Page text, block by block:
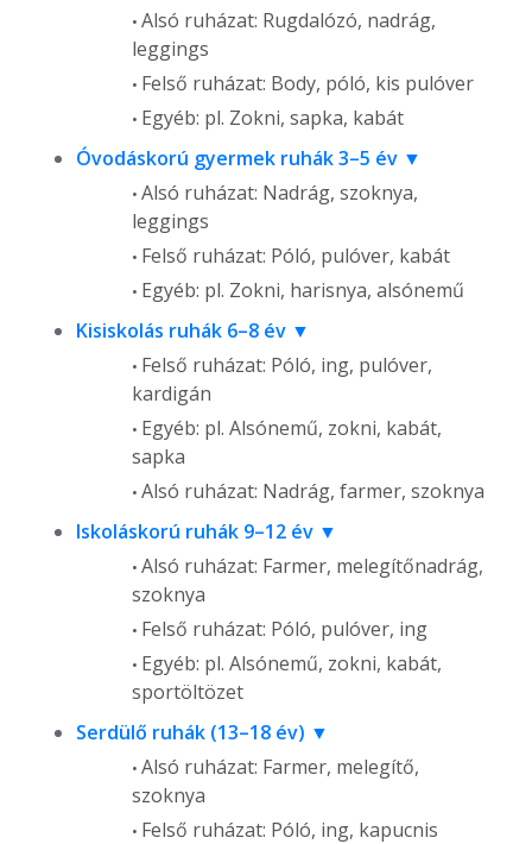
Alsó ruházat: Rugdalózó, nadrág,
leggings
Felső ruházat: Body, póló, kis pulóver
Egyéb: pl. Zokni, sapka, kabát
Óvodáskorú gyermek ruhák 3–5 év
Alsó ruházat: Nadrág, szoknya,
leggings
Felső ruházat: Póló, pulóver, kabát
Egyéb: pl. Zokni, harisnya, alsónemű
Kisiskolás ruhák 6–8 év
Felső ruházat: Póló, ing, pulóver,
kardigán
Egyéb: pl. Alsónemű, zokni, kabát,
sapka
Alsó ruházat: Nadrág, farmer, szoknya
Iskoláskorú ruhák 9–12 év
Alsó ruházat: Farmer, melegítőnadrág,
szoknya
Felső ruházat: Póló, pulóver, ing
Egyéb: pl. Alsónemű, zokni, kabát,
sportöltözet
Serdülő ruhák (13–18 év)
Alsó ruházat: Farmer, melegítő,
szoknya
Felső ruházat: Póló, ing, kapucnis